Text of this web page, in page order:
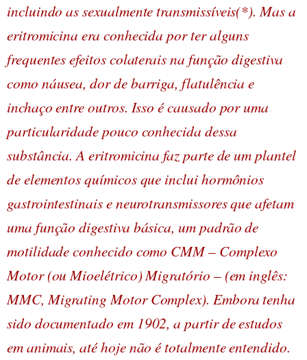
incluindo as sexualmente transmissíveis(*). Mas a
eritromicina era conhecida por ter alguns
frequentes efeitos colaterais na função digestiva
como náusea, dor de barriga, flatulência e
inchaço entre outros. Isso é causado por uma
particularidade pouco conhecida dessa
substância. A eritromicina faz parte de um plantel
de elementos químicos que inclui hormônios
gastrointestinais e neurotransmissores que afetam
uma função digestiva básica, um padrão de
motilidade conhecido como CMM – Complexo
Motor (ou Mioelétrico) Migratório – (em inglês:
MMC, Migrating Motor Complex). Embora tenha
sido documentado em 1902, a partir de estudos
em animais, até hoje não é totalmente entendido.